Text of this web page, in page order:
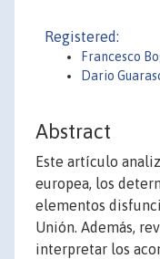
Registered:
Francesco
Dario
Abstract
Este artículo
europea, los
elementos
Unión. Además,
interpretar los